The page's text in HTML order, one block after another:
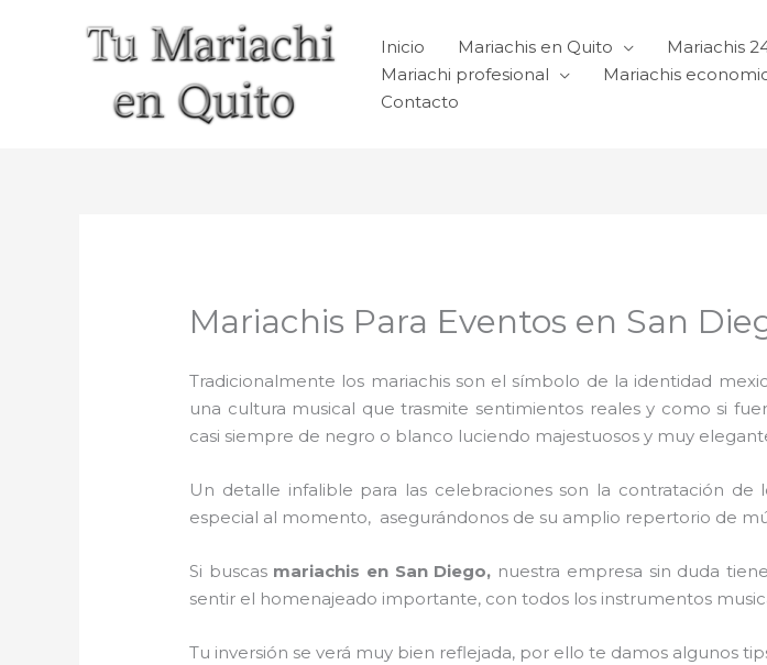
Inicio Mariachis en Quito Mariachis
Mariachi profesional
Mariachis
Contacto
Mariachis Para Eventos en San
Tradicionalmente los mariachis son el símbolo de la identidad
una cultura musical que trasmite sentimientos reales y como si
casi siempre de negro o blanco luciendo majestuosos y muy
Un detalle infalible para las celebraciones son la contratación de
especial al momento, asegurándonos de su amplio repertorio de
Si buscas mariachis en San Diego, nuestra empresa sin duda
sentir el homenajeado importante, con todos los instrumentos
Tu inversión se verá muy bien reflejada, por ello te damos algunos